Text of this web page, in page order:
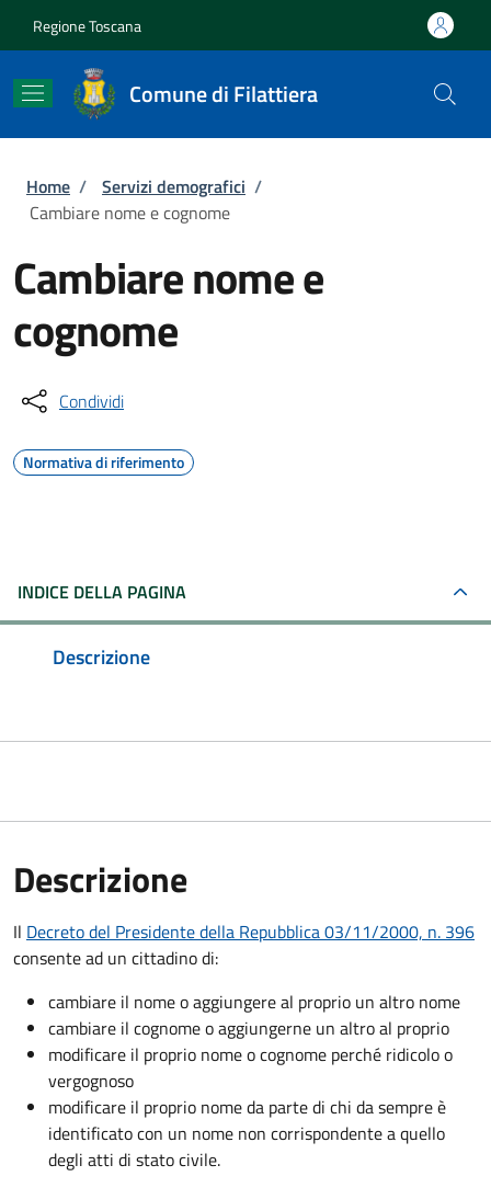
Regione Toscana
Comune di Filattiera
Briciole di pane
Home / Servizi demografici /
Cambiare nome e cognome
Cambiare nome e
cognome
Condividi
Normativa di riferimento
INDICE DELLA PAGINA
Descrizione
Descrizione
Il Decreto del Presidente della Repubblica 03/11/2000, n. 396
consente ad un cittadino di:
cambiare il nome o aggiungere al proprio un altro nome
cambiare il cognome o aggiungerne un altro al proprio
modificare il proprio nome o cognome perché ridicolo o
vergognoso
modificare il proprio nome da parte di chi da sempre è
identificato con un nome non corrispondente a quello
degli atti di stato civile.